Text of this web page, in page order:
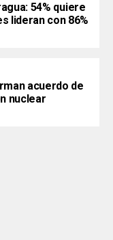
54% quiere
lideran con 86%
acuerdo de
nuclear